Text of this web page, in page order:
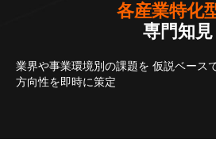
各産業特化
専門知見
業界や事業環境別の課題を 仮説ベース
方向性を即時に策定